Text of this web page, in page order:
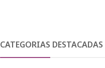
CATEGORIAS DESTACADAS